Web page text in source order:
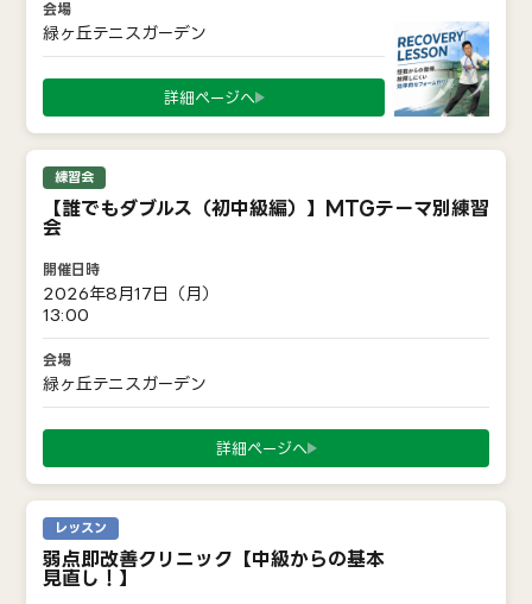
緑ヶ丘テニスガーデン
詳細ページへ
練習会
【誰でもダブルス（初中級編）】MTGテーマ別練習
会
2026年8月17日（月）
13:00
緑ヶ丘テニスガーデン
詳細ページへ
レッスン
弱点即改善クリニック【中級からの基本
見直し！】